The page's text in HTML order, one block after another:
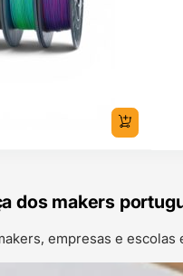
dos makers
empresas e escolas